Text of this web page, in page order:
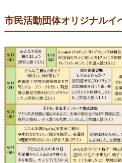
市民活動団体オリジナルイ